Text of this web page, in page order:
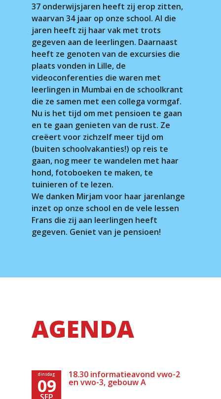
37 onderwijsjaren heeft zij erop zitten,
waarvan 34 jaar op onze school. Al die
jaren heeft zij haar vak met trots
gegeven aan de leerlingen. Daarnaast
heeft ze genoten van de excursies die
plaats vonden in Lille, de
videoconferenties die waren met
leerlingen in Mumbai en de schoolkrant
die ze samen met een collega vormgaf.
Nu is het tijd om met pensioen te gaan
en te gaan genieten van de rust. Ze
creëert voor zichzelf meer tijd om
(buiten schoolvakanties!) op reis te
gaan, nog meer te wandelen met haar
hond, fotoboeken te maken, te
tuinieren of te lezen.
We danken Mirjam voor haar jarenlange
inzet op onze school en de vele lessen
Frans die zij aan leerlingen heeft
gegeven. Geniet van je pensioen!
AGENDA
dinsdag
09
SEP
18.30 informatieavond vwo-2
en vwo-3, gebouw A